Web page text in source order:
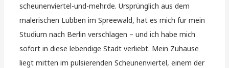
scheunenviertel-und-mehr.de. Ursprünglich aus dem
malerischen Lübben im Spreewald, hat es mich für mein
Studium nach Berlin verschlagen – und ich habe mich
sofort in diese lebendige Stadt verliebt. Mein Zuhause
liegt mitten im pulsierenden Scheunenviertel, einem der